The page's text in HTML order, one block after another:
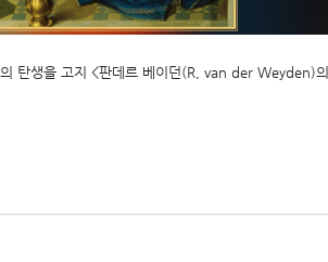
탄생을 고지 <판데르 베이던(R, van der Weyden)